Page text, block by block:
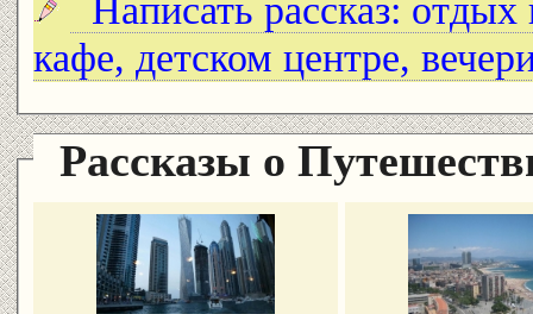
Написать рассказ:
кафе, детском центре,
Рассказы о